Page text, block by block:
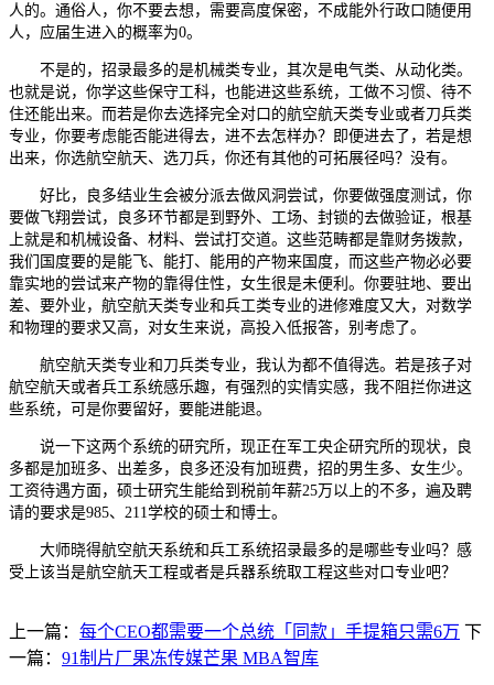
人的。通俗人，你不要去想，需要高度保密，不成能外行政口随便用
人，应届生进入的概率为0。
不是的，招录最多的是机械类专业，其次是电气类、从动化类。
也就是说，你学这些保守工科，也能进这些系统，工做不习惯、待不
住还能出来。而若是你去选择完全对口的航空航天类专业或者刀兵类
专业，你要考虑能否能进得去，进不去怎样办？即便进去了，若是想
出来，你选航空航天、选刀兵，你还有其他的可拓展径吗？没有。
好比，良多结业生会被分派去做风洞尝试，你要做强度测试，你
要做飞翔尝试，良多环节都是到野外、工场、封锁的去做验证，根基
上就是和机械设备、材料、尝试打交道。这些范畴都是靠财务拨款，
我们国度要的是能飞、能打、能用的产物来国度，而这些产物必必要
靠实地的尝试来产物的靠得住性，女生很是未便利。你要驻地、要出
差、要外业，航空航天类专业和兵工类专业的进修难度又大，对数学
和物理的要求又高，对女生来说，高投入低报答，别考虑了。
航空航天类专业和刀兵类专业，我认为都不值得选。若是孩子对
航空航天或者兵工系统感乐趣，有强烈的实情实感，我不阻拦你进这
些系统，可是你要留好，要能进能退。
说一下这两个系统的研究所，现正在军工央企研究所的现状，良
多都是加班多、出差多，良多还没有加班费，招的男生多、女生少。
工资待遇方面，硕士研究生能给到税前年薪25万以上的不多，遍及聘
请的要求是985、211学校的硕士和博士。
大师晓得航空航天系统和兵工系统招录最多的是哪些专业吗？感
受上该当是航空航天工程或者是兵器系统取工程这些对口专业吧？
上一篇： 每个CEO都需要一个总统「同款」手提箱只需6万 下
一篇： 91制片厂果冻传媒芒果 MBA智库